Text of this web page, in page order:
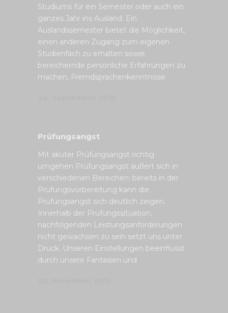
Studiums für ein Semester oder auch ein
ganzes Jahr ins Ausland. Ein
Auslandssemester bietet die Möglichkeit,
einen anderen Zugang zum eigenen
Studienfach zu erhalten sowie
bereichernde persönliche Erfahrungen zu
machen, Fremdsprachenkenntnisse
Prüfungsangst
Mit akuter Prüfungsangst richtig
umgehen Prüfungsangst äußert sich in
verschiedenen Bereichen: bereits in der
Prüfungsvorbereitung kann die
Prüfungsangst sich deutlich zeigen.
Innerhalb der Prüfungssituation,
nachfolgenden Leistungsanforderungen
nicht gewachsen zu sein setzt uns unter
Druck. Unseren Einstellungen beeinflusst
durch unsere Fantasien und